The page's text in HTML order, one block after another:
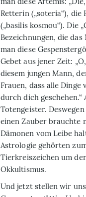
Retterin („soteria“), die
(„basilis kosmou“). Die
Bezeichnungen, die
man diese
Gebet aus jener Zeit:
diesem jungen Mann,
Frauen, dass alle
durch dich
Totengeister.
einen Zauber brauchte
Dämonen vom Leibe
Astrologie gehörten
Tierkreiszeichen um
Okkultismus.
Und jetzt stellen wir